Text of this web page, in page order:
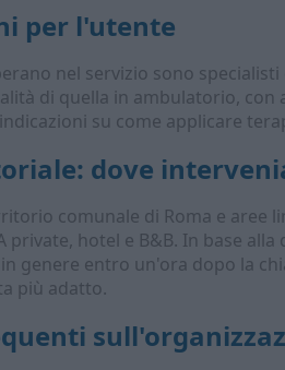
per l'utente
nel servizio sono
di quella in ambulatorio, con
su come applicare
dove
comunale di Roma e aree
private, hotel e B&B. In base
genere entro un'ora dopo la
più adatto.